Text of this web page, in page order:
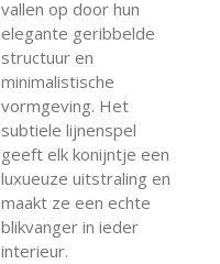
vallen op door hun
elegante geribbelde
structuur en
minimalistische
vormgeving. Het
subtiele lijnenspel
geeft elk konijntje een
luxueuze uitstraling en
maakt ze een echte
blikvanger in ieder
interieur.